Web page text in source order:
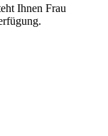
Ihnen Frau